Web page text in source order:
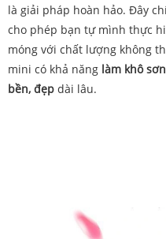
là giải pháp hoàn hảo. Đây
cho phép bạn tự mình thực
móng với chất lượng không
mini có khả năng làm khô
bền, đẹp dài lâu.